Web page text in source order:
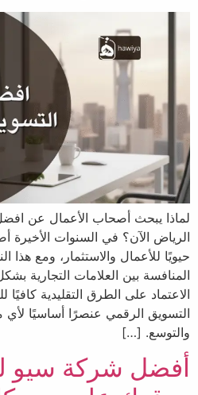
لماذا يبحث أصحاب الأعمال عن
الرياض الآن؟ في السنوات الأخيرة
حيويًا للأعمال والاستثمار، ومع هذا
المنافسة بين العلامات التجارية
الاعتماد على الطرق التقليدية
التسويق الرقمي عنصرًا أساسيًا
والتوسع. […]
أفضل شركة سيو